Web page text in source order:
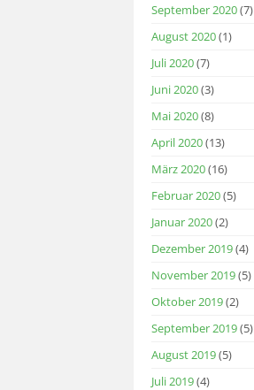
September 2020(7)
August 2020(1)
Juli 2020(7)
Juni 2020(3)
Mai 2020(8)
April 2020(13)
März 2020(16)
Februar 2020(5)
Januar 2020(2)
Dezember 2019(4)
November 2019(5)
Oktober 2019(2)
September 2019(5)
August 2019(5)
Juli 2019(4)